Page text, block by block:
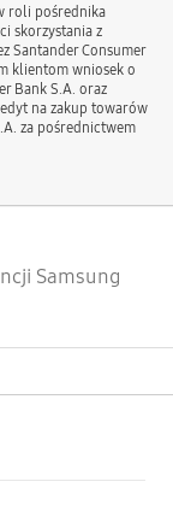
roli pośrednika
skorzystania z
Santander Consumer
klientom wniosek o
Bank S.A. oraz
na zakup towarów
za pośrednictwem
Samsung